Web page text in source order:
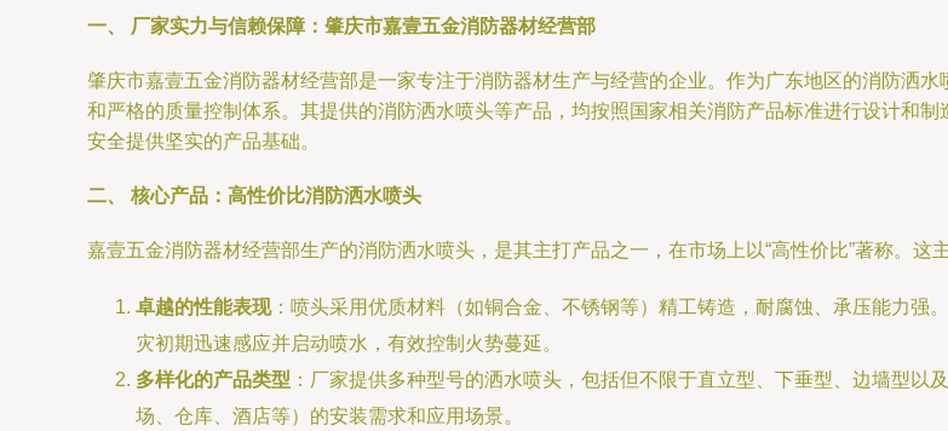
一、 厂家实力与信赖保障：肇庆市嘉壹五金消防器材经营部
肇庆市嘉壹五金消防器材经营部是一家专注于消防器材生产与经营的企业。作为广东地区的消防洒
和严格的质量控制体系。其提供的消防洒水喷头等产品，均按照国家相关消防产品标准进行设计和
安全提供坚实的产品基础。
二、 核心产品：高性价比消防洒水喷头
嘉壹五金消防器材经营部生产的消防洒水喷头，是其主打产品之一，在市场上以“高性价比”著称。这
卓越的性能表现：喷头采用优质材料（如铜合金、不锈钢等）精工铸造，耐腐蚀、承压能力强
灾初期迅速感应并启动喷水，有效控制火势蔓延。
多样化的产品类型 ：厂家提供多种型号的洒水喷头，包括但不限于直立型、下垂型、边墙型
场、仓库、酒店等）的安装需求和应用场景。